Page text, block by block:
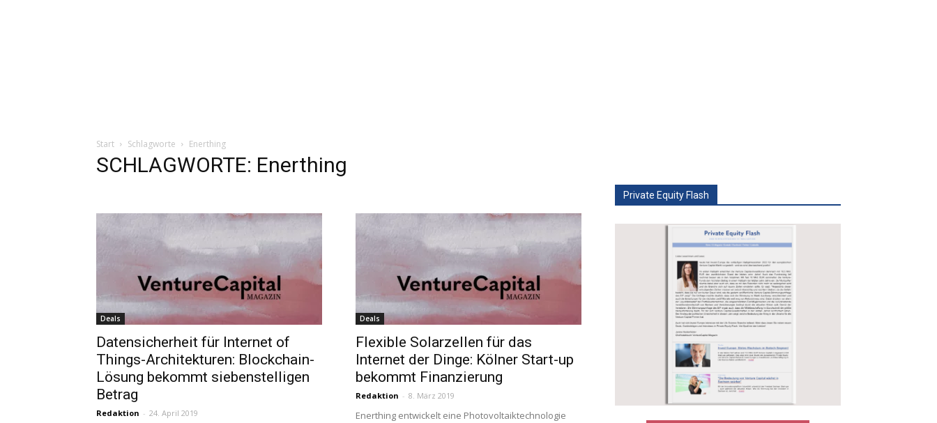
Start Schlagworte Enerthing
SCHLAGWORTE: Enerthing
Deals
Datensicherheit für Internet of
Things-Architekturen: Blockchain-
Lösung bekommt siebenstelligen
Betrag
Redaktion - 24. April 2019
Deals
Flexible Solarzellen für das
Internet der Dinge: Kölner Start-up
bekommt Finanzierung
Redaktion - 8. März 2019
Enerthing entwickelt eine Photovoltaiktechnologie
Private Equity Flash